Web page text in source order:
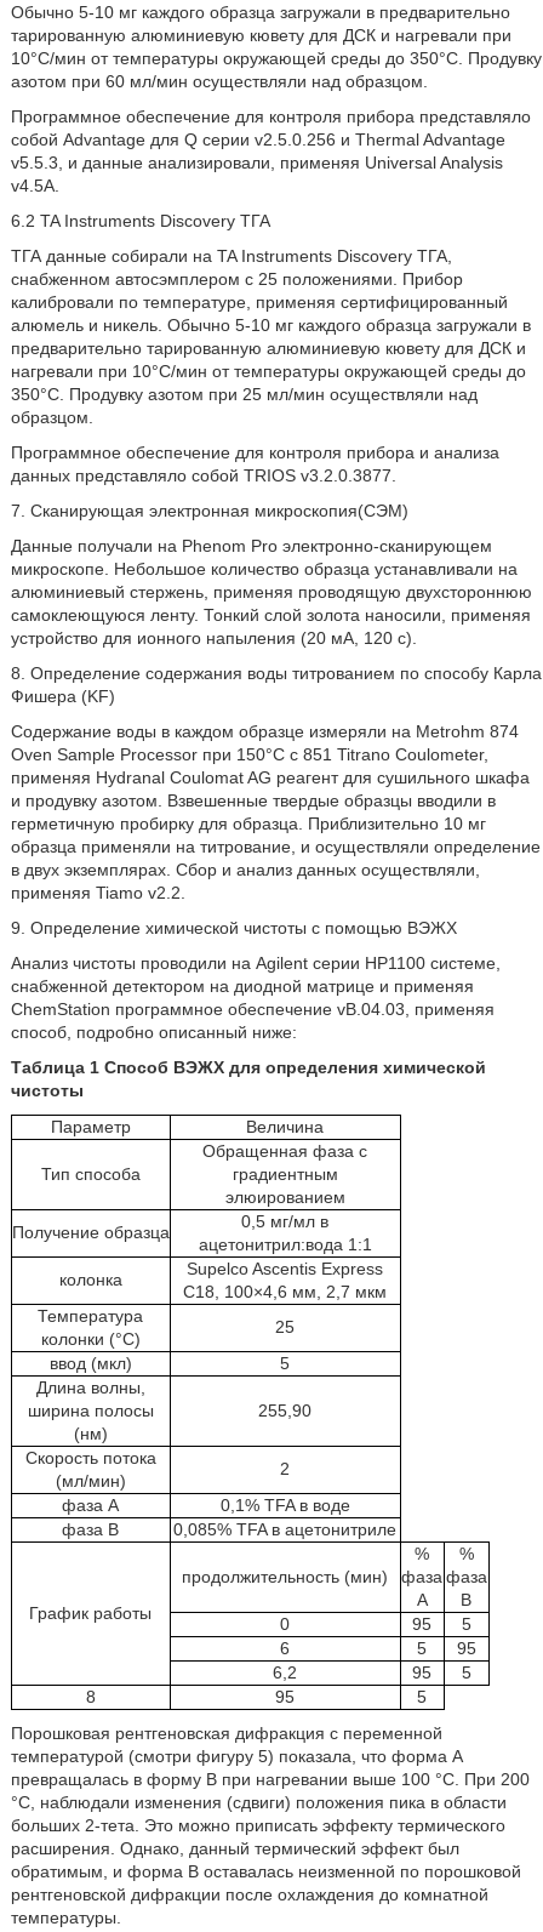
Обычно 5-10 мг каждого образца загружали в предварительно
тарированную алюминиевую кювету для ДСК и нагревали при
10°C/мин от температуры окружающей среды до 350°C. Продувку
азотом при 60 мл/мин осуществляли над образцом.
Программное обеспечение для контроля прибора представляло
собой Advantage для Q серии v2.5.0.256 и Thermal Advantage
v5.5.3, и данные анализировали, применяя Universal Analysis
v4.5A.
6.2 TA Instruments Discovery ТГА
ТГА данные собирали на TA Instruments Discovery ТГА,
снабженном автосэмплером с 25 положениями. Прибор
калибровали по температуре, применяя сертифицированный
алюмель и никель. Обычно 5-10 мг каждого образца загружали в
предварительно тарированную алюминиевую кювету для ДСК и
нагревали при 10°C/мин от температуры окружающей среды до
350°C. Продувку азотом при 25 мл/мин осуществляли над
образцом.
Программное обеспечение для контроля прибора и анализа
данных представляло собой TRIOS v3.2.0.3877.
7. Сканирующая электронная микроскопия(СЭМ)
Данные получали на Phenom Pro электронно-сканирующем
микроскопе. Небольшое количество образца устанавливали на
алюминиевый стержень, применяя проводящую двухстороннюю
самоклеющуюся ленту. Тонкий слой золота наносили, применяя
устройство для ионного напыления (20 мА, 120 с).
8. Определение содержания воды титрованием по способу Карла
Фишера (KF)
Содержание воды в каждом образце измеряли на Metrohm 874
Oven Sample Processor при 150°C с 851 Titrano Coulometer,
применяя Hydranal Coulomat AG реагент для сушильного шкафа
и продувку азотом. Взвешенные твердые образцы вводили в
герметичную пробирку для образца. Приблизительно 10 мг
образца применяли на титрование, и осуществляли определение
в двух экземплярах. Сбор и анализ данных осуществляли,
применяя Tiamo v2.2.
9. Определение химической чистоты с помощью ВЭЖХ
Анализ чистоты проводили на Agilent серии HP1100 системе,
снабженной детектором на диодной матрице и применяя
ChemStation программное обеспечение vB.04.03, применяя
способ, подробно описанный ниже:
Таблица 1 Способ ВЭЖХ для определения химической
чистоты
Параметр
Величина
Тип способа
Обращенная фаза с
градиентным
элюированием
Получение образца
0,5 мг/мл в
ацетонитрил:вода 1:1
колонка
Supelco Ascentis Express
C18, 100×4,6 мм, 2,7 мкм
Температура
колонки (°C)
25
ввод (мкл)
5
Длина волны,
ширина полосы
(нм)
255,90
Скорость потока
(мл/мин)
2
фаза A
0,1% TFA в воде
фаза B
0,085% TFA в ацетонитриле
График работы
продолжительность (мин)
%
фаза
A
%
фаза
B
0
95
5
6
5
95
6,2
95
5
8
95
5
Порошковая рентгеновская дифракция с переменной
температурой (смотри фигуру 5) показала, что форма A
превращалась в форму B при нагревании выше 100 °C. При 200
°C, наблюдали изменения (сдвиги) положения пика в области
больших 2-тета. Это можно приписать эффекту термического
расширения. Однако, данный термический эффект был
обратимым, и форма B оставалась неизменной по порошковой
рентгеновской дифракции после охлаждения до комнатной
температуры.